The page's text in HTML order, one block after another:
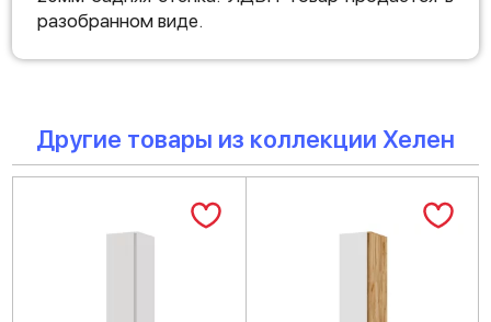
разобранном виде.
Другие товары из коллекции Хелен